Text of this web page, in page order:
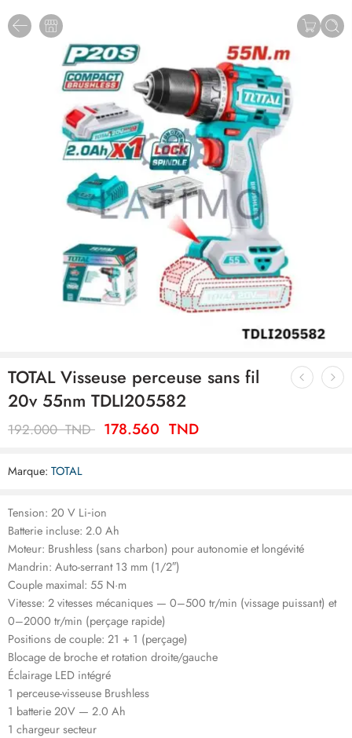
TOTAL Visseuse perceuse sans fil
20v 55nm TDLI205582
192.000TND 178.560 TND
Marque: TOTAL
Tension: 20 V Li‑ion
Batterie incluse: 2.0 Ah
Moteur: Brushless (sans charbon) pour autonomie et longévité
Mandrin: Auto-serrant 13 mm (1/2″)
Couple maximal: 55 N·m
Vitesse: 2 vitesses mécaniques — 0–500 tr/min (vissage puissant) et
0–2000 tr/min (perçage rapide)
Positions de couple: 21 + 1 (perçage)
Blocage de broche et rotation droite/gauche
Éclairage LED intégré
1 perceuse-visseuse Brushless
1 batterie 20V — 2.0 Ah
1 chargeur secteur